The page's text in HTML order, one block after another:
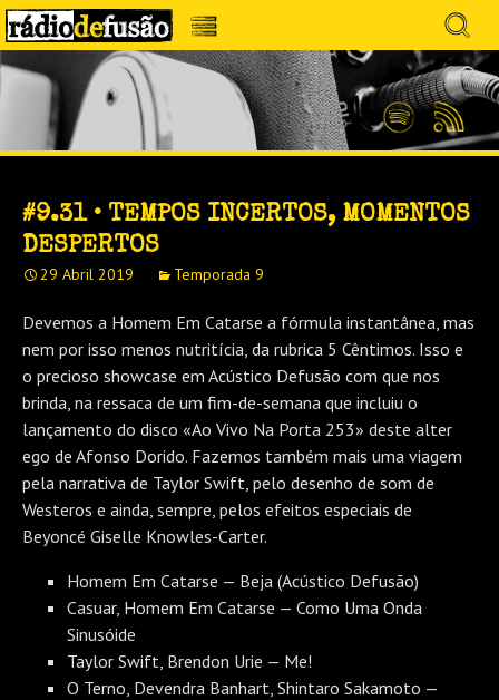
Avançar
para
o
conteúdo
Menu
Search
for:
RÁDIO DEFUSÃO
MÚSICA SEM PRECONCEITOS. CONVERSA
SEM PRETENSÕES.
SpotifyFeed
RSS
#9.31 • TEMPOS INCERTOS, MOMENTOS
DESPERTOS
29 Abril 2019 Temporada 9
Devemos a Homem Em Catarse a fórmula instantânea, mas
nem por isso menos nutritícia, da rubrica 5 Cêntimos. Isso e
o precioso showcase em Acústico Defusão com que nos
brinda, na ressaca de um fim-de-semana que incluiu o
lançamento do disco «Ao Vivo Na Porta 253» deste alter
ego de Afonso Dorido. Fazemos também mais uma viagem
pela narrativa de Taylor Swift, pelo desenho de som de
Westeros e ainda, sempre, pelos efeitos especiais de
Beyoncé Giselle Knowles-Carter.
Homem Em Catarse — Beja (Acústico Defusão)
Casuar, Homem Em Catarse — Como Uma Onda
Sinusóide
Taylor Swift, Brendon Urie — Me!
O Terno, Devendra Banhart, Shintaro Sakamoto —